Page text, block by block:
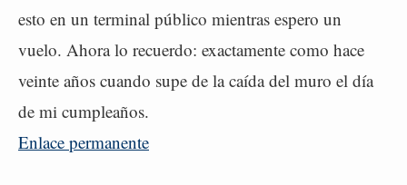
esto en un terminal público mientras espero un
vuelo. Ahora lo recuerdo: exactamente como hace
veinte años cuando supe de la caída del muro el día
de mi cumpleaños.
Enlace permanente